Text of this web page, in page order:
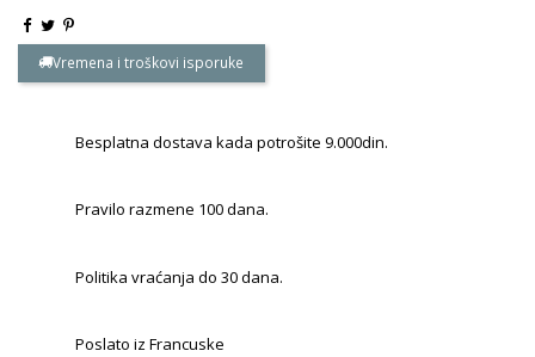
Vremena i troškovi isporuke
Besplatna dostava kada potrošite 9.000din.
Pravilo razmene 100 dana.
Politika vraćanja do 30 dana.
Poslato iz Francuske